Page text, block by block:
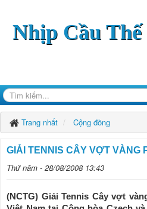
Nhịp Cầu
Trang nhất Cộng đồng
GIẢI TENNIS CÂY VỢT VÀNG
Thứ năm - 28/08/2008 13:43
(NCTG) Giải Tennis Cây vợt